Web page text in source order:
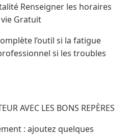
Renseigner les horaires
Gratuit
l’outil si la fatigue
si les troubles
AVEC LES BONS REPÈRES
: ajoutez quelques